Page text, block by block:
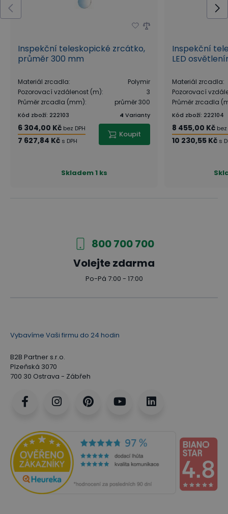
Inspekční teleskopické zrcátko,
průměr 300 mm
Materiál zrcadla:
Polymir
Pozorovací vzdálenost (m):
3
Průměr zrcadla (mm): průměr 300
Kód zboží: 222103 4 Varianty
6 304,00 Kč bez DPH
7 627,84 Kč s DPH
Koupit
Skladem1 ks
Inspekční
LED
Materiál zrcadla:
Pozorovací
Průměr zrcadla
Kód zboží: 222104
8 455,00 Kč bez
10 230,55 Kč s
800 700 700
Volejte zdarma
Po-Pá 7:00 - 17:00
Vybavíme Vaši firmu do 24 hodin
B2B Partner s.r.o.
Plzeňská 3070
700 30 Ostrava - Zábřeh